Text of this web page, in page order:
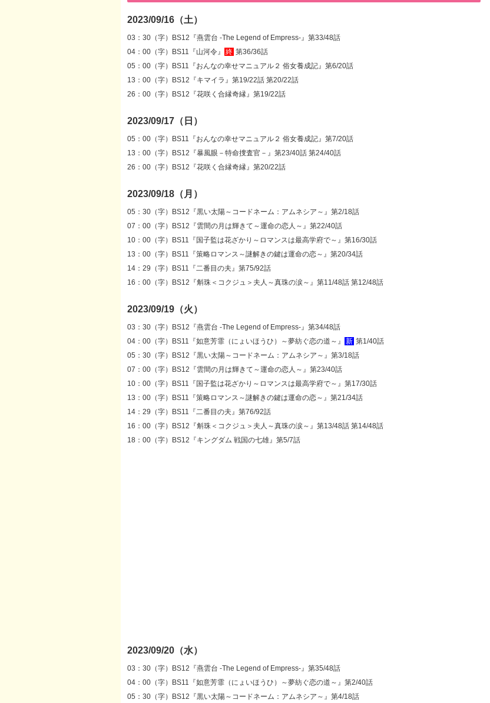
2023/09/16（土）
03：30（字）BS12『燕雲台 -The Legend of Empress-』第33/48話
04：00（字）BS11『山河令』
終 第36/36話
05：00（字）BS11『おんなの幸せマニュアル２ 俗女養成記』第6/20話
13：00（字）BS12『キマイラ』第19/22話 第20/22話
26：00（字）BS12『花咲く合縁奇縁』第19/22話
2023/09/17（日）
05：00（字）BS11『おんなの幸せマニュアル２ 俗女養成記』第7/20話
13：00（字）BS12『暴風眼－特命捜査官－』第23/40話 第24/40話
26：00（字）BS12『花咲く合縁奇縁』第20/22話
2023/09/18（月）
05：30（字）BS12『黒い太陽～コードネーム：アムネシア～』第2/18話
07：00（字）BS12『雲間の月は輝きて～運命の恋人～』第22/40話
10：00（字）BS11『国子監は花ざかり～ロマンスは最高学府で～』第16/30話
13：00（字）BS11『策略ロマンス～謎解きの鍵は運命の恋～』第20/34話
14：29（字）BS11『二番目の夫』第75/92話
16：00（字）BS12『斛珠＜コクジュ＞夫人～真珠の涙～』第11/48話 第12/48話
2023/09/19（火）
03：30（字）BS12『燕雲台 -The Legend of Empress-』第34/48話
04：00（字）BS11『如意芳霏（にょいほうひ）～夢紡ぐ恋の道～』
新 第1/40話
05：30（字）BS12『黒い太陽～コードネーム：アムネシア～』第3/18話
07：00（字）BS12『雲間の月は輝きて～運命の恋人～』第23/40話
10：00（字）BS11『国子監は花ざかり～ロマンスは最高学府で～』第17/30話
13：00（字）BS11『策略ロマンス～謎解きの鍵は運命の恋～』第21/34話
14：29（字）BS11『二番目の夫』第76/92話
16：00（字）BS12『斛珠＜コクジュ＞夫人～真珠の涙～』第13/48話 第14/48話
18：00（字）BS12『キングダム 戦国の七雄』第5/7話
2023/09/20（水）
03：30（字）BS12『燕雲台 -The Legend of Empress-』第35/48話
04：00（字）BS11『如意芳霏（にょいほうひ）～夢紡ぐ恋の道～』第2/40話
05：30（字）BS12『黒い太陽～コードネーム：アムネシア～』第4/18話